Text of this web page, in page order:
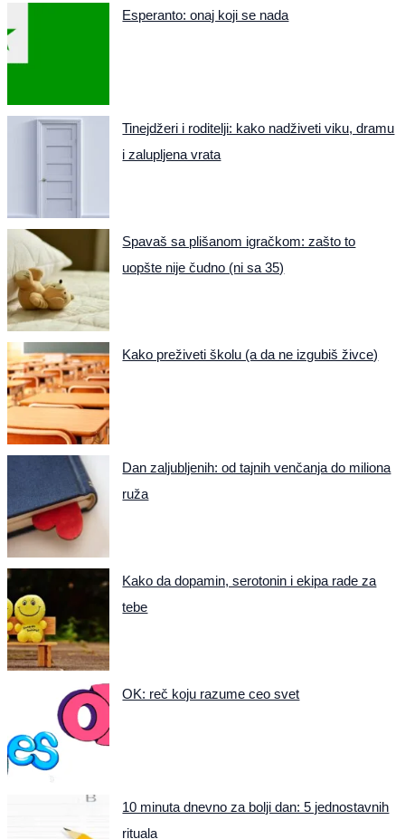
Esperanto: onaj koji se nada
Tinejdžeri i roditelji: kako nadživeti viku, dramu
i zalupljena vrata
Spavaš sa plišanom igračkom: zašto to
uopšte nije čudno (ni sa 35)
Kako preživeti školu (a da ne izgubiš živce)
Dan zaljubljenih: od tajnih venčanja do miliona
ruža
Kako da dopamin, serotonin i ekipa rade za
tebe
OK: reč koju razume ceo svet
10 minuta dnevno za bolji dan: 5 jednostavnih
rituala